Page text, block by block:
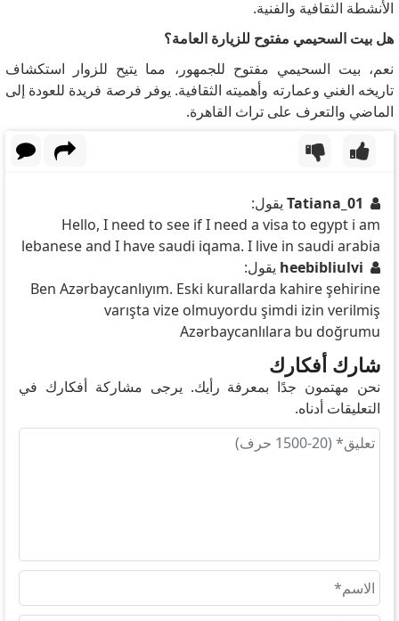
الأنشطة الثقافية والفنية.
هل بيت السحيمي مفتوح للزيارة العامة؟
نعم، بيت السحيمي مفتوح للجمهور، مما يتيح للزوار استكشاف
تاريخه الغني وعمارته وأهميته الثقافية. يوفر فرصة فريدة للعودة إلى
الماضي والتعرف على تراث القاهرة.
Tatiana_01 يقول:
Hello, I need to see if I need a visa to egypt i am
lebanese and I have saudi iqama. I live in saudi arabia
heebibliulvi يقول:
Ben Azərbaycanlıyım. Eski kurallarda kahire şehirine
varışta vize olmuyordu şimdi izin verilmiş
Azərbaycanlılara bu doğrumu
شارك أفكارك
نحن مهتمون جدًا بمعرفة رأيك. يرجى مشاركة أفكارك في
التعليقات أدناه.